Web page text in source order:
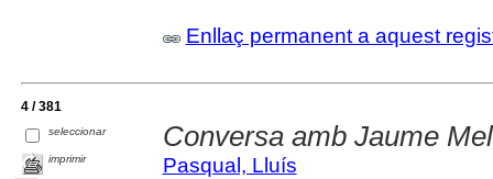
Enllaç permanent a aquest
4 / 381
seleccionar
imprimir
Conversa amb Jaume
Pasqual, Lluís